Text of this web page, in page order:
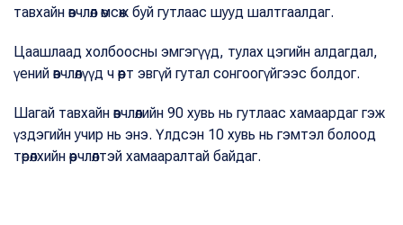
тавхайн өвчлөл өмсөж буй гутлаас шууд шалтгаалдаг.
Цаашлаад холбоосны эмгэгүүд, тулах цэгийн алдагдал,
үений өвчлөлүүд ч өөрт эвгүй гутал сонгоогүйгээс болдог.
Шагай тавхайн өвчлөлийн 90 хувь нь гутлаас хамаардаг гэж
үздэгийн учир нь энэ. Үлдсэн 10 хувь нь гэмтэл болоод
төрөлхийн өөрчлөлтэй хамааралтай байдаг.